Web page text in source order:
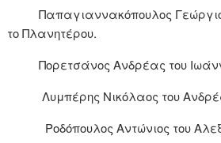
Παπαγιαννακόπουλος
το Πλανητέρου.
Πορετσάνος Ανδρέας του
Λυμπέρης Νικόλαος του
Ροδόπουλος Αντώνιος του